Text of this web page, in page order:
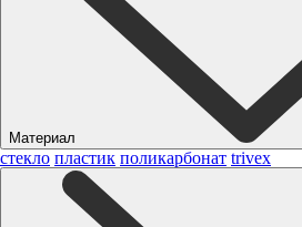
Материал
стекло пластик поликарбонат trivex